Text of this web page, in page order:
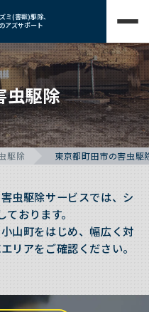
ミ(害獣)駆除、
アズサポート
虫駆除
駆除 東京都町田市の害虫駆
虫駆除サービスでは、シ
おります。
山町をはじめ、幅広く対
リアをご確認ください。